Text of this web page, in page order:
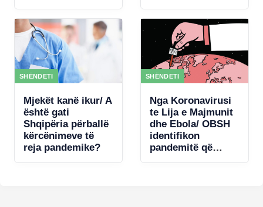
trurit
SHËNDETI
Mjekët kanë ikur/ A
është gati
Shqipëria përballë
kërcënimeve të
reja pandemike?
SHËNDETI
Nga Koronavirusi
te Lija e Majmunit
dhe Ebola/ OBSH
identifikon
pandemitë që